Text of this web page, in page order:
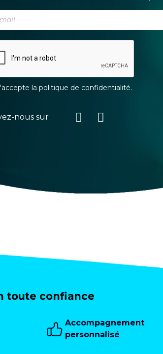
la politique de confidentialité.
nous sur
toute confiance
Accompagnement
personnalisé